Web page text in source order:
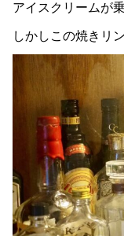
アイスクリームが
しかしこの焼きリ